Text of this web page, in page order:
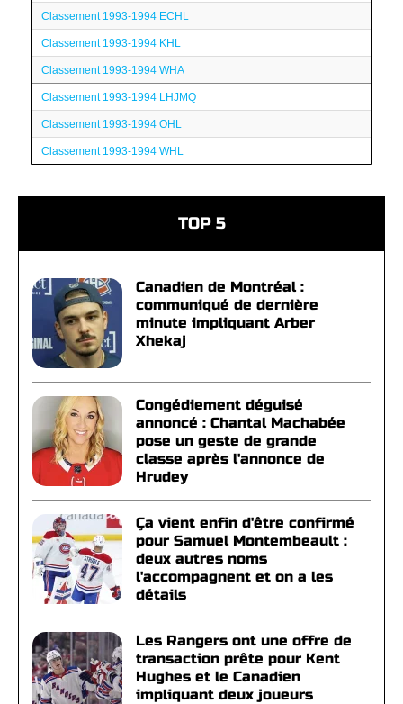
Classement 1993-1994 ECHL
Classement 1993-1994 KHL
Classement 1993-1994 WHA
Classement 1993-1994 LHJMQ
Classement 1993-1994 OHL
Classement 1993-1994 WHL
TOP 5
Canadien de Montréal :
communiqué de dernière
minute impliquant Arber
Xhekaj
Congédiement déguisé
annoncé : Chantal Machabée
pose un geste de grande
classe après l'annonce de
Hrudey
Ça vient enfin d'être confirmé
pour Samuel Montembeault :
deux autres noms
l'accompagnent et on a les
détails
Les Rangers ont une offre de
transaction prête pour Kent
Hughes et le Canadien
impliquant deux joueurs